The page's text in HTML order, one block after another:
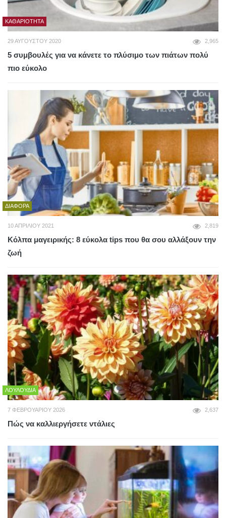
ΚΑΘΑΡΙΌΤΗΤΑ
29 ΑΥΓΟΎΣΤΟΥ 2020 2,965
5 συμβουλές για να κάνετε το πλύσιμο των πιάτων πολύ
πιο εύκολο
ΔΙΆΦΟΡΑ
10 ΑΠΡΙΛΊΟΥ 2021 2,819
Κόλπα μαγειρικής: 8 εύκολα tips που θα σου αλλάξουν την
ζωή
ΛΟΥΛΟΎΔΙΑ
7 ΦΕΒΡΟΥΑΡΊΟΥ 2026 2,637
Πώς να καλλιεργήσετε ντάλιες